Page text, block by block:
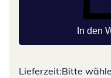
In den
Lieferzeit:Bitte